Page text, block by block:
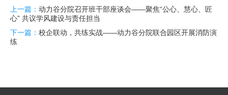
上一篇： 动力谷分院召开班干部座谈会——聚焦“公心、慧心、匠
心” 共议学风建设与责任担当
下一篇： 校企联动，共练实战——动力谷分院联合园区开展消防演
练